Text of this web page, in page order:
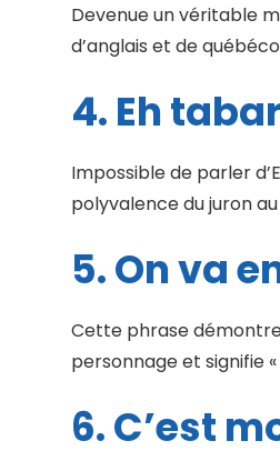
Devenue un véritable
d’anglais et de
4. Eh
Impossible de parler
polyvalence du juron
5. On va
Cette phrase
personnage et signifie
6. C’est